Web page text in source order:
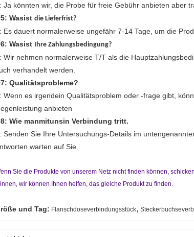
Ja könnten wir, die Probe für freie Gebühr anbieten aber
Wasist die Lieferfrist?
Es dauert normalerweise ungefähr 7-14 Tage, um die
Wasist Ihre Zahlungsbedingung?
Wir nehmen normalerweise T/T als die
verhandelt werden.
Qualitätsprobleme?
Wenn es irgendein Qualitätsproblem oder -frage gibt,
anbieten
Wie manmitunsin Verbindung tritt.
Senden Sie Ihre Untersuchungs-Details im
warten auf Sie.
Sie die Produkte von unserem Netz nicht finden können,
wir können Ihnen helfen, das gleiche Produkt zu finden.
und Tag: Flanschdoseverbindungsstück,